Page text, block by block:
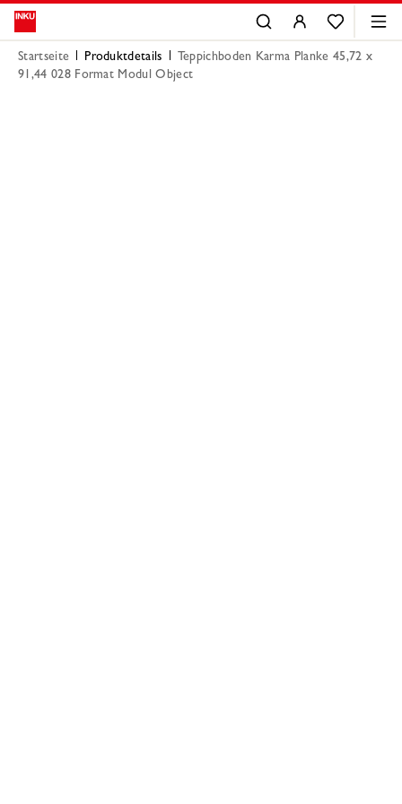
Startseite Produktdetails
Teppichboden Karma Planke 45,72 x
91,44 028 Format Modul Object